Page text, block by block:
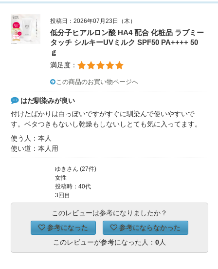
投稿日：2026年07月23日（木）
低分子ヒアルロン酸 HA4 配合 化粧品 ラブミー
タッチ シルキーUVミルク SPF50 PA++++ 50
ｇ
満足度：
この商品のお買い物ページへ
はだ馴染みが良い
付けたばかりは白っぽいですがすぐに馴染んで使いやすいで
す。ベタつきもないし乾燥もしないしとても気に入ってます。
使う人：本人
使い道：本人用
ゆきさん (27件)
女性
投稿時：40代
3回目
このレビューは参考になりましたか？
参考になった
参考にならなかった
このレビューが参考になった人： 0人